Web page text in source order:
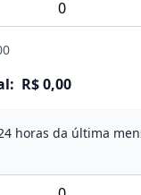
R$ 0,00
horas da última